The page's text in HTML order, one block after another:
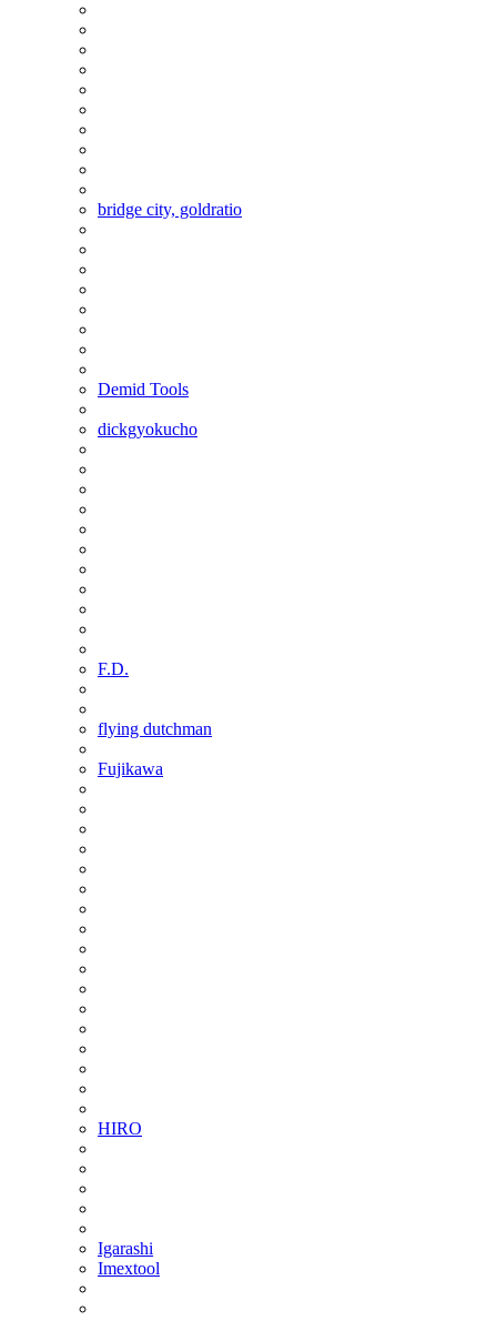
bridge city, goldratio
Demid Tools
dickgyokucho
F.D.
flying dutchman
Fujikawa
HIRO
Igarashi
Imextool